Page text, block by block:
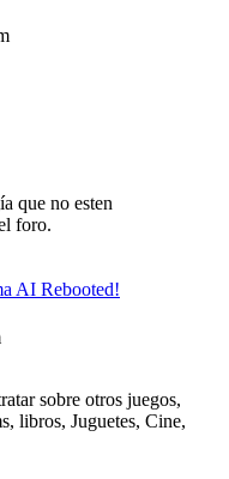
que no esten
foro.
AI Rebooted!
sobre otros juegos,
libros, Juguetes, Cine,